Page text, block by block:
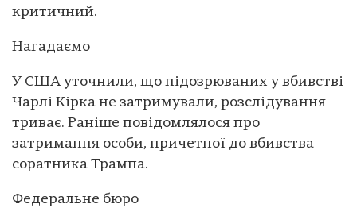
критичний.
Нагадаємо
У США уточнили, що підозрюваних у вбивстві
Чарлі Кірка не затримували, розслідування
триває. Раніше повідомлялося про
затримання особи, причетної до вбивства
соратника Трампа.
Федеральне бюро